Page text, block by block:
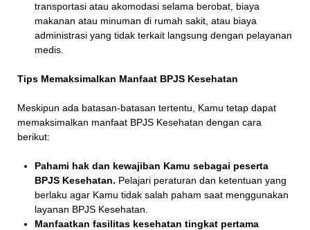
transportasi atau akomodasi selama berobat, biaya
makanan atau minuman di rumah sakit, atau biaya
administrasi yang tidak terkait langsung dengan pelayanan
medis.
Tips Memaksimalkan Manfaat BPJS Kesehatan
Meskipun ada batasan-batasan tertentu, Kamu tetap dapat
memaksimalkan manfaat BPJS Kesehatan dengan cara
berikut:
Pahami hak dan kewajiban Kamu sebagai peserta
BPJS Kesehatan. Pelajari peraturan dan ketentuan yang
berlaku agar Kamu tidak salah paham saat menggunakan
layanan BPJS Kesehatan.
Manfaatkan fasilitas kesehatan tingkat pertama